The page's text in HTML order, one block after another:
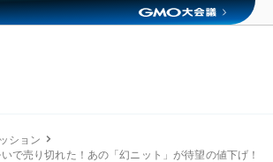
ション
で売り切れた！あの「幻ニット」が待望の値下げ！